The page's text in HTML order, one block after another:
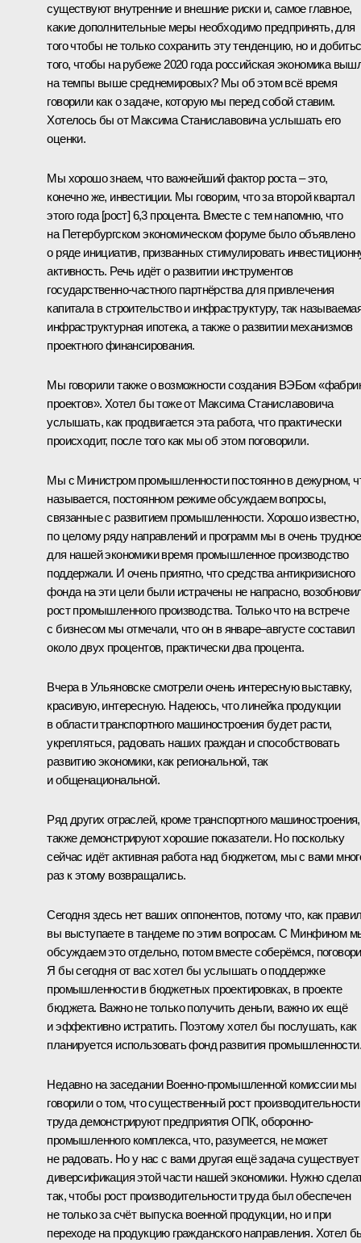
существуют внутренние и внешние риски и, самое главное,
какие дополнительные меры необходимо предпринять, для
того чтобы не только сохранить эту тенденцию, но и
того, чтобы на рубеже 2020 года российская экономика
на темпы выше среднемировых? Мы об этом всё время
говорили как о задаче, которую мы перед собой ставим.
Хотелось бы от Максима Станиславовича услышать его
оценки.
Мы хорошо знаем, что важнейший фактор роста – это,
конечно же, инвестиции. Мы говорим, что за второй квартал
этого года [рост] 6,3 процента. Вместе с тем напомню, что
на Петербургском экономическом форуме было объявлено
о ряде инициатив, призванных стимулировать
активность. Речь идёт о развитии инструментов
государственно-частного партнёрства для привлечения
капитала в строительство и инфраструктуру, так
инфраструктурная ипотека, а также о развитии механизмов
проектного финансирования.
Мы говорили также о возможности создания ВЭБом
проектов». Хотел бы тоже от Максима Станиславовича
услышать, как продвигается эта работа, что практически
происходит, после того как мы об этом поговорили.
Мы с Министром промышленности постоянно в дежурном,
называется, постоянном режиме обсуждаем вопросы,
связанные с развитием промышленности. Хорошо известно,
по целому ряду направлений и программ мы в очень трудное
для нашей экономики время промышленное производство
поддержали. И очень приятно, что средства антикризисного
фонда на эти цели были истрачены не напрасно,
рост промышленного производства. Только что на встрече
с бизнесом мы отмечали, что он в январе–августе составил
около двух процентов, практически два процента.
Вчера в Ульяновске смотрели очень интересную выставку,
красивую, интересную. Надеюсь, что линейка продукции
в области транспортного машиностроения будет расти,
укрепляться, радовать наших граждан и способствовать
развитию экономики, как региональной, так
и общенациональной.
Ряд других отраслей, кроме транспортного машиностроения,
также демонстрируют хорошие показатели. Но поскольку
сейчас идёт активная работа над бюджетом, мы с вами
раз к этому возвращались.
Сегодня здесь нет ваших оппонентов, потому что, как
вы выступаете в тандеме по этим вопросам. С Минфином
обсуждаем это отдельно, потом вместе соберёмся,
Я бы сегодня от вас хотел бы услышать о поддержке
промышленности в бюджетных проектировках, в проекте
бюджета. Важно не только получить деньги, важно их ещё
и эффективно истратить. Поэтому хотел бы послушать, как
планируется использовать фонд развития промышленности.
Недавно на заседании Военно-промышленной комиссии мы
говорили о том, что существенный рост производительности
труда демонстрируют предприятия ОПК, оборонно-
промышленного комплекса, что, разумеется, не может
не радовать. Но у нас с вами другая ещё задача существует
диверсификация этой части нашей экономики. Нужно
так, чтобы рост производительности труда был обеспечен
не только за счёт выпуска военной продукции, но и при
переходе на продукцию гражданского направления. Хотел